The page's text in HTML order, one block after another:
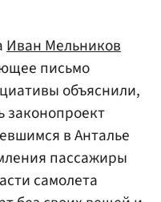
Иван Мельников
письмо
объяснили,
законопроект
в Анталье
пассажиры
самолета